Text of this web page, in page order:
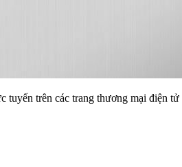
tuyến trên các trang thương mại điện tử